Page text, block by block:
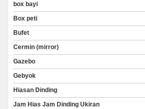
box bayi
Box peti
Bufet
Cermin (mirror)
Gazebo
Gebyok
Hiasan Dinding
Jam Hias Jam Dinding Ukiran